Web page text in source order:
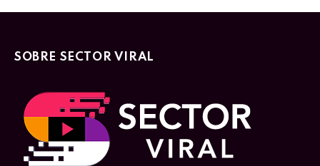
SOBRE SECTOR VIRAL